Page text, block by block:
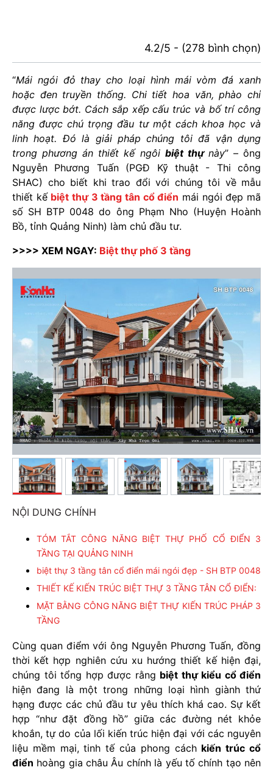
4.2/5 - (278 bình chọn)
“Mái ngói đỏ thay cho loại hình mái vòm đá xanh
hoặc đen truyền thống. Chi tiết hoa văn, phào chỉ
được lược bớt. Cách sắp xếp cấu trúc và bố trí công
năng được chú trọng đầu tư một cách khoa học và
linh hoạt. Đó là giải pháp chúng tôi đã vận dụng
trong phương án thiết kế ngôi biệt thự này” – ông
Nguyễn Phương Tuấn (PGĐ Kỹ thuật - Thi công
SHAC) cho biết khi trao đổi với chúng tôi về mẫu
thiết kế biệt thự 3 tầng tân cổ điển mái ngói đẹp mã
số SH BTP 0048 do ông Phạm Nho (Huyện Hoành
Bồ, tỉnh Quảng Ninh) làm chủ đầu tư.
>>>> XEM NGAY: Biệt thự phố 3 tầng
NỘI DUNG CHÍNH
TÓM TẮT CÔNG NĂNG BIỆT THỰ PHỐ CỔ ĐIỂN 3
TẦNG TẠI QUẢNG NINH
biệt thự 3 tầng tân cổ điển mái ngói đẹp - SH BTP 0048
THIẾT KẾ KIẾN TRÚC BIỆT THỰ 3 TẦNG TÂN CỔ ĐIỂN:
MẶT BẰNG CÔNG NĂNG BIỆT THỰ KIẾN TRÚC PHÁP 3
TẦNG
Cùng quan điểm với ông Nguyễn Phương Tuấn, đồng
thời kết hợp nghiên cứu xu hướng thiết kế hiện đại,
chúng tôi tổng hợp được rằng biệt thự kiểu cổ điển
hiện đang là một trong những loại hình giành thứ
hạng được các chủ đầu tư yêu thích khá cao. Sự kết
hợp “như đặt đồng hồ” giữa các đường nét khỏe
khoắn, tự do của lối kiến trúc hiện đại với các nguyên
liệu mềm mại, tinh tế của phong cách kiến trúc cổ
điển hoàng gia châu Âu chính là yếu tố chính tạo nên